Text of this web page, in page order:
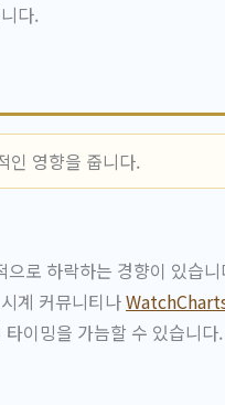
다.
인 영향을 줍니다.
로 하락하는 경향이 있습
계 커뮤니티나
이밍을 가늠할 수 있습니다.